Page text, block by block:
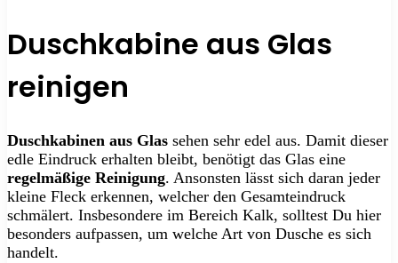
Duschkabine aus Glas
reinigen
Duschkabinen aus Glas sehen sehr edel aus. Damit dieser
edle Eindruck erhalten bleibt, benötigt das Glas eine
regelmäßige Reinigung. Ansonsten lässt sich daran jeder
kleine Fleck erkennen, welcher den Gesamteindruck
schmälert. Insbesondere im Bereich Kalk, solltest Du hier
besonders aufpassen, um welche Art von Dusche es sich
handelt.